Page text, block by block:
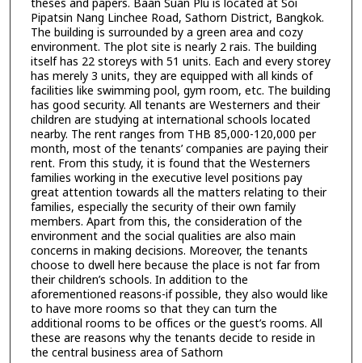
theses and papers. Baan Suan Plu is located at Soi
Pipatsin Nang Linchee Road, Sathorn District, Bangkok.
The building is surrounded by a green area and cozy
environment. The plot site is nearly 2 rais. The building
itself has 22 storeys with 51 units. Each and every storey
has merely 3 units, they are equipped with all kinds of
facilities like swimming pool, gym room, etc. The building
has good security. All tenants are Westerners and their
children are studying at international schools located
nearby. The rent ranges from THB 85,000-120,000 per
month, most of the tenants’ companies are paying their
rent. From this study, it is found that the Westerners
families working in the executive level positions pay
great attention towards all the matters relating to their
families, especially the security of their own family
members. Apart from this, the consideration of the
environment and the social qualities are also main
concerns in making decisions. Moreover, the tenants
choose to dwell here because the place is not far from
their children’s schools. In addition to the
aforementioned reasons-if possible, they also would like
to have more rooms so that they can turn the
additional rooms to be offices or the guest’s rooms. All
these are reasons why the tenants decide to reside in
the central business area of Sathorn